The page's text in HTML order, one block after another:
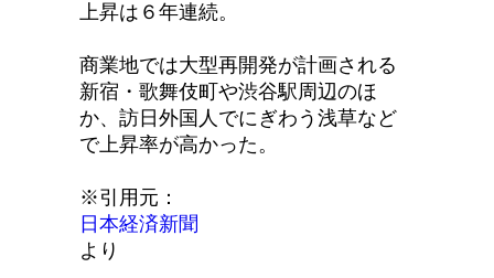
上昇は６年連続。
商業地では大型再開発が計画される
新宿・歌舞伎町や渋谷駅周辺のほ
か、訪日外国人でにぎわう浅草など
で上昇率が高かった。
※引用元：
日本経済新聞
より